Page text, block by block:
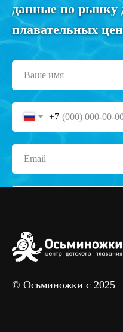
данные по рынку
плавательных
+7
Нажимая кнопку
персональных данных и
© Осьминожки с 2025